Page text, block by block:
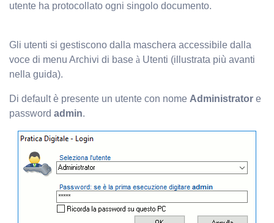
utente ha protocollato ogni singolo documento.
Gli utenti si gestiscono dalla maschera accessibile dalla
voce di menu Archivi di base à Utenti (illustrata più avanti
nella guida).
Di default è presente un utente con nome Administrator e
password admin.